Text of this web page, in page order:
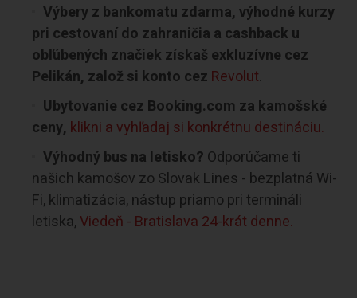
Výbery z bankomatu zdarma, výhodné kurzy
pri cestovaní do zahraničia a cashback u
obľúbených značiek získaš exkluzívne cez
Pelikán, založ si konto cez Revolut.
Ubytovanie cez Booking.com za kamošské
ceny, klikni a vyhľadaj si konkrétnu destináciu.
Výhodný bus na letisko? Odporúčame ti
našich kamošov zo Slovak Lines - bezplatná Wi-
Fi, klimatizácia, nástup priamo pri termináli
letiska,Viedeň - Bratislava 24-krát denne.